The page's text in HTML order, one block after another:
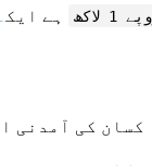
1 لاکھ ہے ایک
کسان کی آمدنی